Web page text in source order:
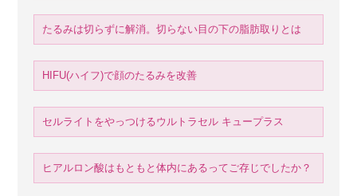
たるみは切らずに解消。切らない目の下の脂肪取りとは
HIFU(ハイフ)で顔のたるみを改善
セルライトをやっつけるウルトラセル キュープラス
ヒアルロン酸はもともと体内にあるってご存じでしたか？